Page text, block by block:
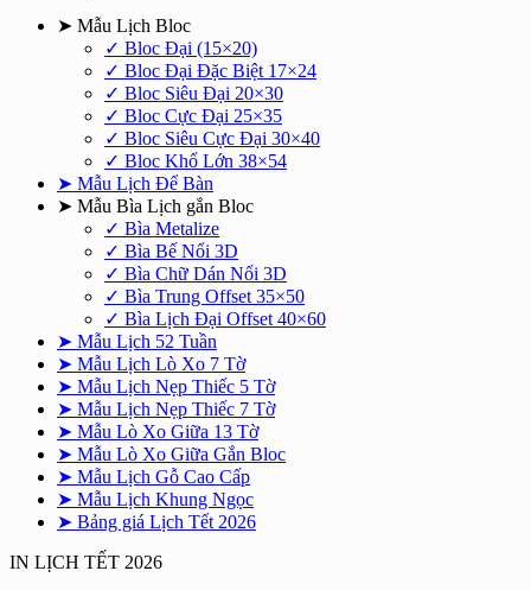
➤ Mẫu Lịch Bloc
✓ Bloc Đại (15×20)
✓ Bloc Đại Đặc Biệt 17×24
✓ Bloc Siêu Đại 20×30
✓ Bloc Cực Đại 25×35
✓ Bloc Siêu Cực Đại 30×40
✓ Bloc Khổ Lớn 38×54
➤ Mẫu Lịch Để Bàn
➤ Mẫu Bìa Lịch gắn Bloc
✓ Bìa Metalize
✓ Bìa Bế Nổi 3D
✓ Bìa Chữ Dán Nổi 3D
✓ Bìa Trung Offset 35×50
✓ Bìa Lịch Đại Offset 40×60
➤ Mẫu Lịch 52 Tuần
➤ Mẫu Lịch Lò Xo 7 Tờ
➤ Mẫu Lịch Nẹp Thiếc 5 Tờ
➤ Mẫu Lịch Nẹp Thiếc 7 Tờ
➤ Mẫu Lò Xo Giữa 13 Tờ
➤ Mẫu Lò Xo Giữa Gắn Bloc
➤ Mẫu Lịch Gỗ Cao Cấp
➤ Mẫu Lịch Khung Ngọc
➤ Bảng giá Lịch Tết 2026
IN LỊCH TẾT 2026